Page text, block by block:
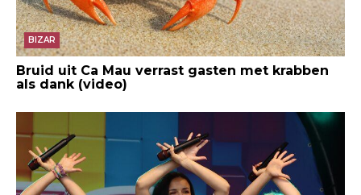
BIZAR
Bruid uit Ca Mau verrast gasten met krabben
als dank (video)